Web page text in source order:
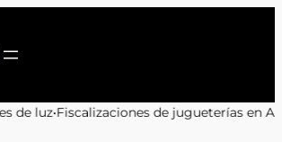
de jugueterías en Antofagasta: 9 de 11